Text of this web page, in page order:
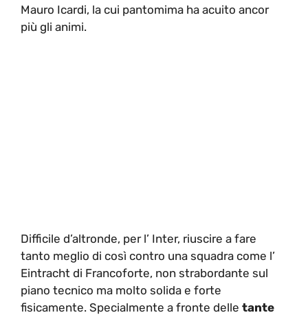
Mauro Icardi, la cui pantomima ha acuito ancor
più gli animi.
Difficile d’altronde, per l’ Inter, riuscire a fare
tanto meglio di così contro una squadra come l’
Eintracht di Francoforte, non strabordante sul
piano tecnico ma molto solida e forte
fisicamente. Specialmente a fronte delle tante